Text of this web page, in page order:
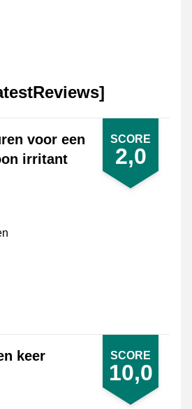
SCORE
2,0
voor een
irritant
SCORE
10,0
keer